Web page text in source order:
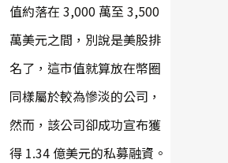
值約落在 3,000 萬至 3,500
萬美元之間，別說是美股排
名了，這市值就算放在幣圈
同樣屬於較為慘淡的公司，
然而，該公司卻成功宣布獲
得 1.34 億美元的私募融資。